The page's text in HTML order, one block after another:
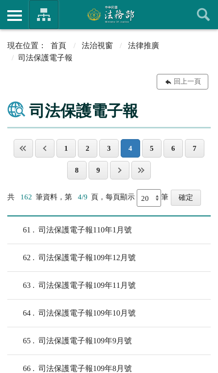
首頁 法治視窗
法律推廣
司法保護電子報
回上一頁
司法保護電子報
1 2 3 4 5 6 7
8 9
共 162 筆資料，第 4/9 頁，每頁顯示 筆
61 司法保護電子報110年1月號
62 司法保護電子報109年12月號
63 司法保護電子報109年11月號
64 司法保護電子報109年10月號
65 司法保護電子報109年9月號
66 司法保護電子報109年8月號